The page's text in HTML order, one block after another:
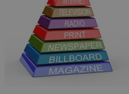
ARRAffinitySameSite